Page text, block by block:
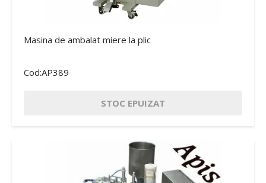
Masina de ambalat miere la plic
Cod:AP389
STOC EPUIZAT